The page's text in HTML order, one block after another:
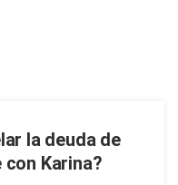
la deuda de
Karina?